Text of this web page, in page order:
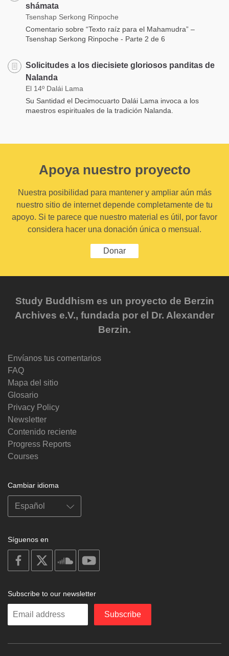
shámata
Tsenshap Serkong Rinpoche
Comentario sobre “Texto raíz para el Mahamudra” –
Tsenshap Serkong Rinpoche - Parte 2 de 6
Solicitudes a los diecisiete gloriosos panditas de
Nalanda
El 14º Dalái Lama
Su Santidad el Decimocuarto Dalái Lama invoca a los
maestros espirituales de la tradición Nalanda.
Apoya nuestro proyecto
Nuestra posibilidad para mantener y ampliar aún más
nuestro sitio de internet depende completamente de tu
apoyo. Si te parece que nuestro material es útil, por favor
considera hacer una donación única o mensual.
Donar
Study Buddhism es un proyecto de Berzin
Archives e.V., fundada por el Dr. Alexander
Berzin.
Envíanos tus comentarios
FAQ
Mapa del sitio
Glosario
Privacy Policy
Newsletter
Contenido reciente
Progress Reports
Courses
Cambiar idioma
Síguenos en
on
facebook
soundcloud
Subscribe to our newsletter
Enter
Subscribe